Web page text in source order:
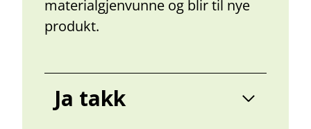
materialgjenvunne og blir til nye
produkt.
Ja takk